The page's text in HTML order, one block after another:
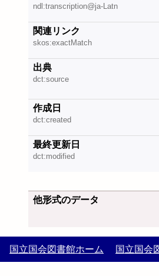
ndl:transcription@ja-Latn
関連リンク
skos:exactMatch
出典
dct:source
作成日
dct:created
最終更新日
dct:modified
他形式のデータ
国立国会図書館ホーム 国立国会